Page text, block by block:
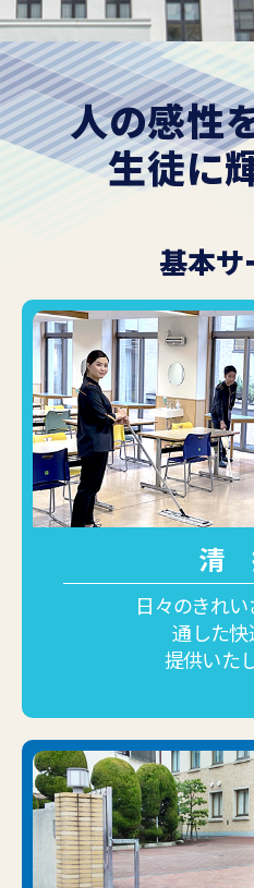
人の感性
生徒に
基本サ
清
日々のきれ
通した快
提供いた